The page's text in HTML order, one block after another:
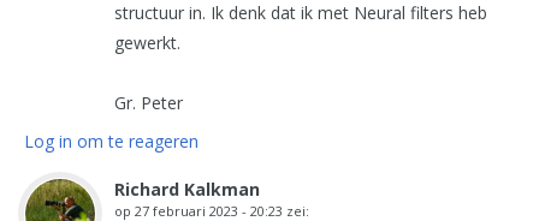
structuur in. Ik denk dat ik met Neural filters heb
gewerkt.
Gr. Peter
Log in om te reageren
Richard Kalkman
op 27 februari 2023 - 20:23 zei: